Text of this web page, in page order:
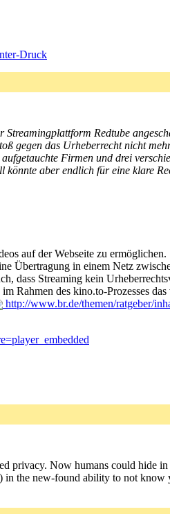
Druck
Streamingplattform Redtube
gegen das Urheberrecht nicht
Firmen und drei
aber endlich für eine klare
auf der Webseite zu ermöglichen.
Übertragung in einem Netz
dass Streaming kein
Rahmen des kino.to-Prozesses das
http://www.br.de/themen/ratgeber/
privacy. Now humans could hide
in the new-found ability to not